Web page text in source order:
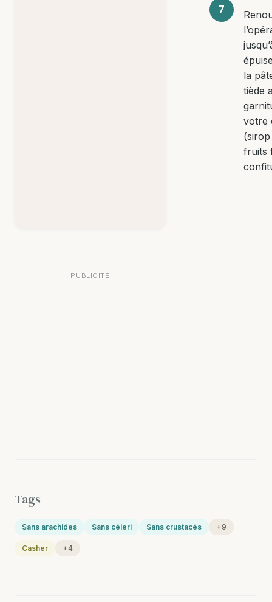
PUBLICITÉ
la
tiède
votre
(sirop
fruits
Tags
Sans arachides Sans céleri Sans crustacés +9
Casher +4